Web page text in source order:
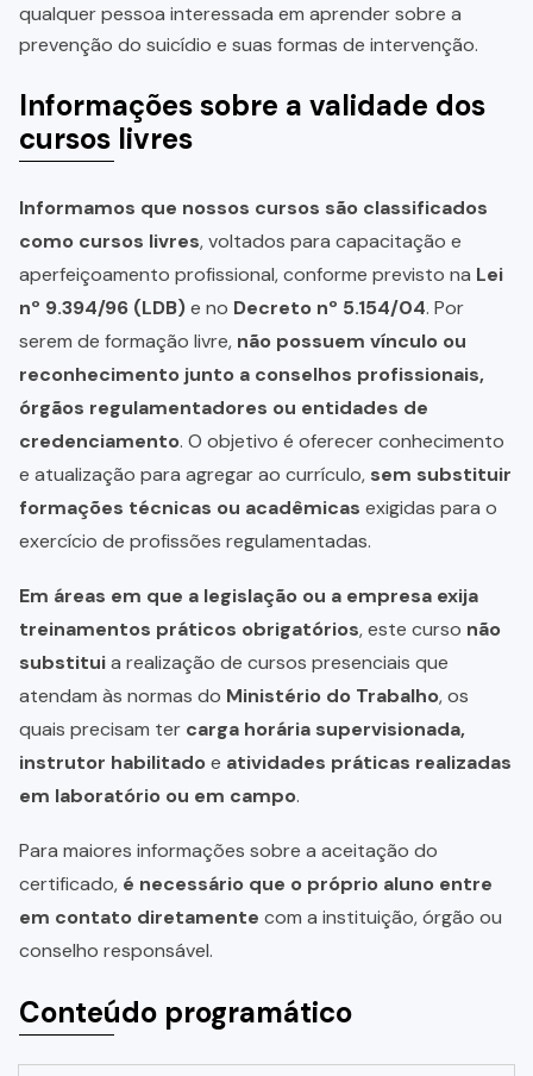
qualquer pessoa interessada em aprender sobre a
prevenção do suicídio e suas formas de intervenção.
Informações sobre a validade dos
cursos livres
Informamos que nossos cursos são classificados
como cursos livres, voltados para capacitação e
aperfeiçoamento profissional, conforme previsto na Lei
nº 9.394/96 (LDB)e no Decreto nº 5.154/04. Por
serem de formação livre, não possuem vínculo ou
reconhecimento junto a conselhos profissionais,
órgãos regulamentadores ou entidades de
credenciamento. O objetivo é oferecer conhecimento
e atualização para agregar ao currículo, sem substituir
formações técnicas ou acadêmicas exigidas para o
exercício de profissões regulamentadas.
Em áreas em que a legislação ou a empresa exija
treinamentos práticos obrigatórios, este curso não
substituia realização de cursos presenciais que
atendam às normas do Ministério do Trabalho, os
quais precisam ter carga horária supervisionada,
instrutor habilitadoe atividades práticas realizadas
em laboratório ou em campo.
Para maiores informações sobre a aceitação do
certificado, é necessário que o próprio aluno entre
em contato diretamente com a instituição, órgão ou
conselho responsável.
Conteúdo programático